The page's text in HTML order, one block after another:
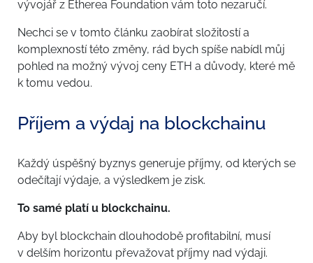
vývojář z Etherea Foundation vám toto nezaručí.
Nechci se v tomto článku zaobírat složitostí a
komplexností této změny, rád bych spíše nabídl můj
pohled na možný vývoj ceny ETH a důvody, které mě
k tomu vedou.
Příjem a výdaj na blockchainu
Každý úspěšný byznys generuje příjmy, od kterých se
odečítají výdaje, a výsledkem je zisk.
To samé platí u blockchainu.
Aby byl blockchain dlouhodobě profitabilní, musí
v delším horizontu převažovat příjmy nad výdaji.